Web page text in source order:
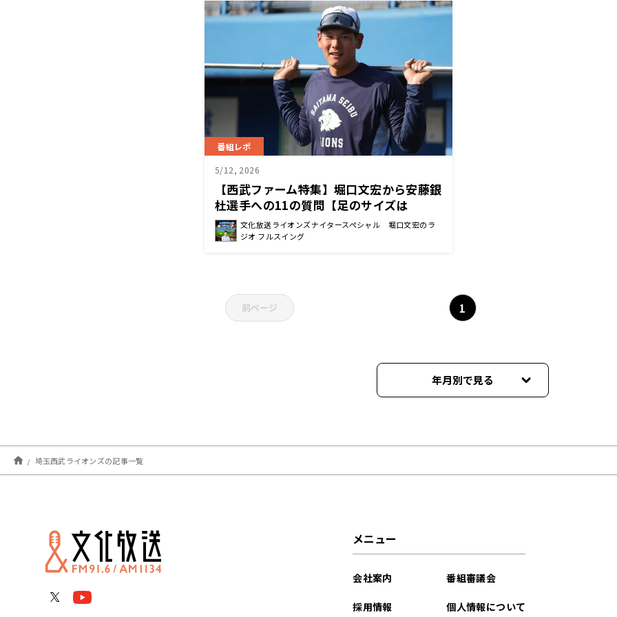
番組レポ
5/12, 2026
【西武ファーム特集】堀口文宏から安藤銀
杜選手への11の質問【足のサイズは
「33cm」】
文化放送ライオンズナイタースペシャル 堀口文宏のラ
ジオ フルスイング
前ページ 1
年月別で見る
2026年04月
2026年03月
埼玉西武ライオンズの記事一覧
メニュー
会社案内
採用情報
番組審議会
個人情報について